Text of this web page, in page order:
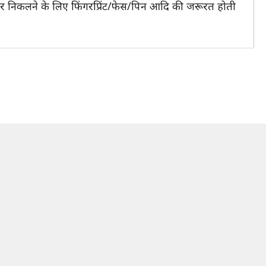
निकलने के लिए फिंगरप्रिंट/फेस/पिन आदि की जरूरत होती